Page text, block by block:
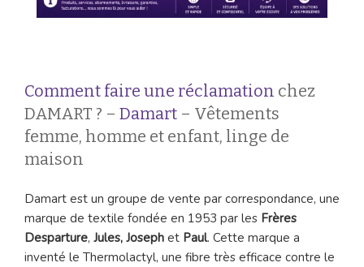
Comment faire une réclamation chez
DAMART ? – Damart – Vêtements
femme, homme et enfant, linge de
maison
Damart est un groupe de vente par correspondance, une
marque de textile fondée en 1953 par les Frères
Desparture, Jules, Joseph et Paul. Cette marque a
inventé le Thermolactyl, une fibre très efficace contre le